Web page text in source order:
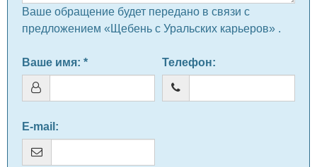
Ваше обращение будет передано в связи с
предложением «Щебень с Уральских карьеров» .
Ваше имя: * Телефон:
E-mail :